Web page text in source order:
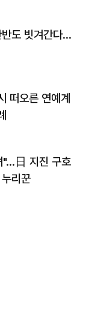
도 빗겨간다…
떠오른 연예계
"…日 지진 구호
리꾼